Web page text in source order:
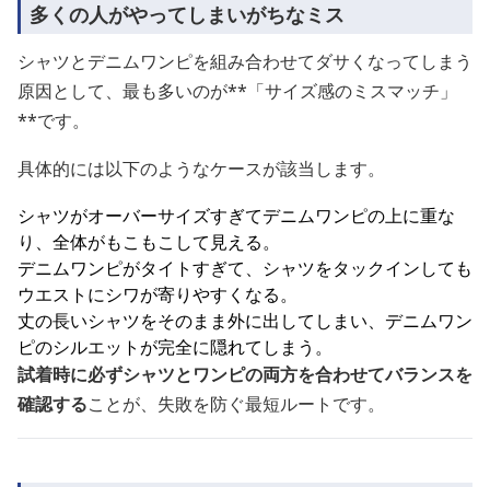
多くの人がやってしまいがちなミス
シャツとデニムワンピを組み合わせてダサくなってしまう
原因として、最も多いのが**「サイズ感のミスマッチ」
**です。
具体的には以下のようなケースが該当します。
シャツがオーバーサイズすぎてデニムワンピの上に重な
り、全体がもこもこして見える。
デニムワンピがタイトすぎて、シャツをタックインしても
ウエストにシワが寄りやすくなる。
丈の長いシャツをそのまま外に出してしまい、デニムワン
ピのシルエットが完全に隠れてしまう。
試着時に必ずシャツとワンピの両方を合わせてバランスを
確認することが、失敗を防ぐ最短ルートです。